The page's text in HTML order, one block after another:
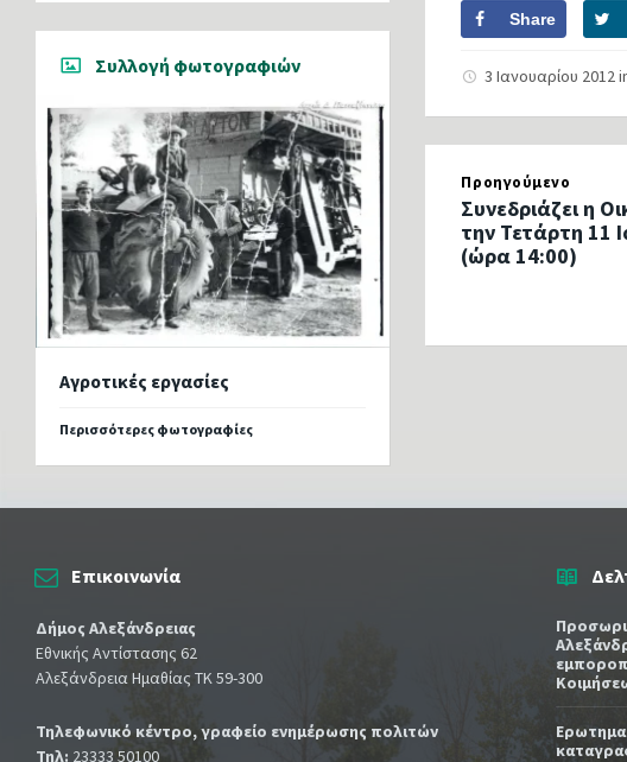
Share
3 Ιανουαρίου 2012
Προηγούμενο
Συνεδριάζει η
την Τετάρτη 11
(ώρα 14:00)
Συλλογή φωτογραφιών
Αγροτικές εργασίες
Περισσότερες φωτογραφίες
Επικοινωνία
Δήμος Αλεξάνδρειας
Εθνικής Αντίστασης 62
Αλεξάνδρεια Ημαθίας ΤΚ 59-300
Τηλεφωνικό κέντρο, γραφείο ενημέρωσης πολιτών
Τηλ: 23333 50100